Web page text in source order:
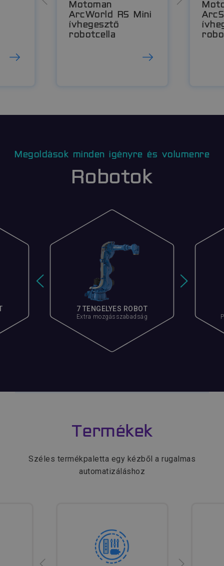
Motoman
ArcWorld RS Mini
ívhegesztő
robotcella
Megoldások minden igényre és volumenre
Robotok
7 TENGELYES ROBOT
Extra mozgásszabadság
Termékek
Széles termékpaletta egy kézből a rugalmas
automatizáláshoz